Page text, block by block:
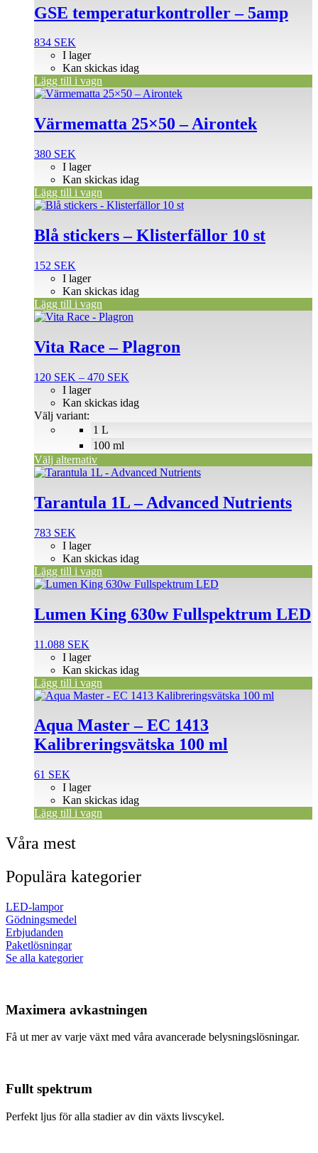
GSE temperaturkontroller – 5amp
834 SEK
I lager
Kan skickas idag
Lägg till i vagn
Värmematta 25×50 – Airontek
380 SEK
I lager
Kan skickas idag
Lägg till i vagn
Blå stickers – Klisterfällor 10 st
152 SEK
I lager
Kan skickas idag
Lägg till i vagn
Vita Race – Plagron
120 SEK – 470 SEK
till
1 L
100 ml
I lager
Kan skickas idag
Välj variant:
Välj alternativ
Den
produkten
har
varianter.
olika
alternativen
på
produktsidan
Tarantula 1L – Advanced Nutrients
783 SEK
I lager
Kan skickas idag
Lägg till i vagn
Lumen King 630w Fullspektrum LED
11.088 SEK
I lager
Kan skickas idag
Lägg till i vagn
Aqua Master – EC 1413
Kalibreringsvätska 100 ml
61 SEK
I lager
Kan skickas idag
Lägg till i vagn
Våra mest
Populära kategorier
LED-lampor
Gödningsmedel
Erbjudanden
Paketlösningar
Se alla kategorier
Maximera avkastningen
Få ut mer av varje växt med våra avancerade belysningslösningar.
Fullt spektrum
Perfekt ljus för alla stadier av din växts livscykel.